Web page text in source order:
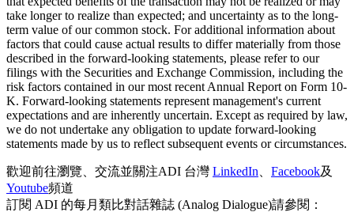
take longer to realize than expected; and uncertainty as to the long-
term value of our common stock. For additional information about
factors that could cause actual results to differ materially from those
described in the forward-looking statements, please refer to our
filings with the Securities and Exchange Commission, including the
risk factors contained in our most recent Annual Report on Form 10-
K. Forward-looking statements represent management's current
expectations and are inherently uncertain. Except as required by law,
we do not undertake any obligation to update forward-looking
statements made by us to reflect subsequent events or circumstances.
歡迎前往瀏覽、交流並關注ADI 台灣 LinkedIn Facebook及
Youtube頻道
訂閱 ADI 的每月類比對話雜誌 (Analog Dialogue)請參閱：